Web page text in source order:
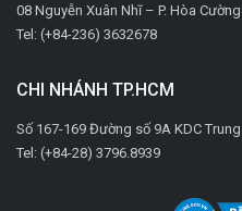
08 Nguyễn Xuân Nhĩ – P. Hòa
Tel: (+84-236) 3632678
CHI NHÁNH TP.HCM
Số 167-169 Đường số 9A KDC
Tel: (+84-28) 3796.8939